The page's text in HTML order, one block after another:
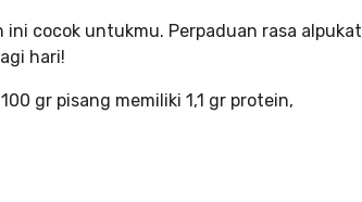
cocok untukmu. Perpaduan rasa alpukat
hari!
gr pisang memiliki 1,1 gr protein,